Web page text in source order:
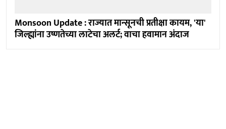
Monsoon Update : राज्यात मान्सूनची प्रतीक्षा कायम, 'या'
जिल्ह्यांना उष्णतेच्या लाटेचा अलर्ट; वाचा हवामान अंदाज